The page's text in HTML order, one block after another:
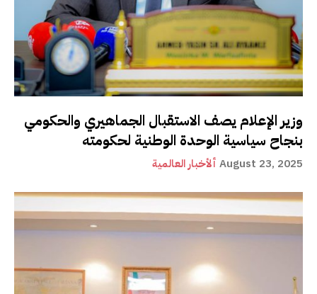
وزير الإعلام يصف الاستقبال الجماهيري والحكومي
بنجاح سياسية الوحدة الوطنية لحكومته
ألأخبار العالمية August 23, 2025